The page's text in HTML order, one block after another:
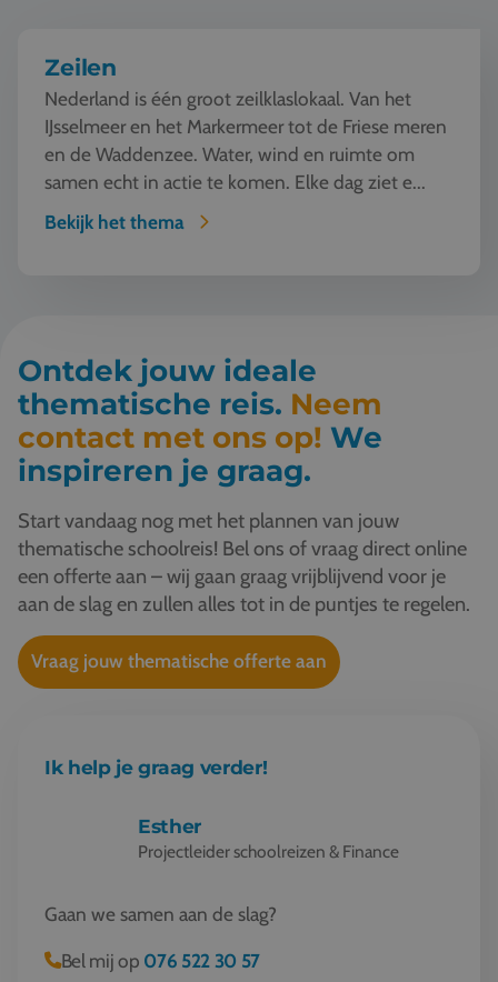
Zeilen
Nederland is één groot zeilklaslokaal. Van het
IJsselmeer en het Markermeer tot de Friese meren
en de Waddenzee. Water, wind en ruimte om
samen echt in actie te komen. Elke dag ziet e...
Bekijk het thema
Ontdek jouw ideale
thematische reis. Neem
contact met ons op! We
inspireren je graag.
Start vandaag nog met het plannen van jouw
thematische schoolreis! Bel ons of vraag direct online
een offerte aan – wij gaan graag vrijblijvend voor je
aan de slag en zullen alles tot in de puntjes te regelen.
Vraag jouw thematische offerte aan
Ik help je graag verder!
Esther
Projectleider schoolreizen & Finance
Gaan we samen aan de slag?
Bel mij op 076 522 30 57